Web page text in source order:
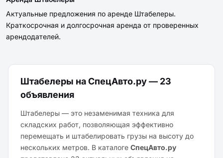
Актуальные предложения по аренде Штабелеры.
Краткосрочная и долгосрочная аренда от проверенных
арендодателей.
Штабелеры на СпецАвто.ру — 23
объявления
Штабелеры — это незаменимая техника для
складских работ, позволяющая эффективно
перемещать и штабелировать грузы на высоту до
нескольких метров. В каталоге СпецАвто.ру